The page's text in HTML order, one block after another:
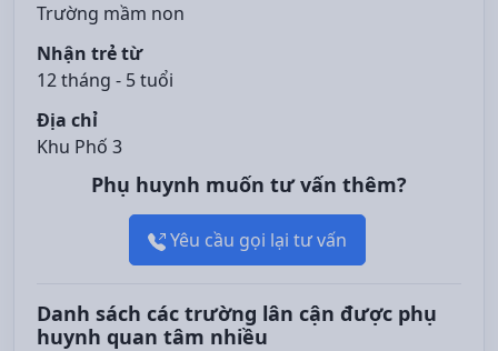
Trường mầm non
Nhận trẻ từ
12 tháng - 5 tuổi
Địa chỉ
Khu Phố 3
Phụ huynh muốn tư vấn thêm?
Yêu cầu gọi lại tư vấn
Danh sách các trường lân cận được phụ
huynh quan tâm nhiều